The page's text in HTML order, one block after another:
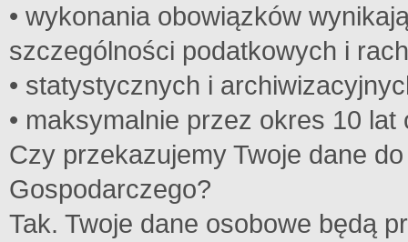
• wykonania obowiązków
szczególności podatkowych i
• statystycznych i
• maksymalnie przez okres 10
Czy przekazujemy Twoje dane
Gospodarczego?
Tak. Twoje dane osobowe będą